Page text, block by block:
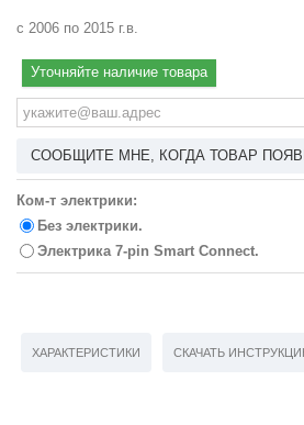
с 2006 по 2015 г.в.
Уточняйте наличие товара
СООБЩИТЕ МНЕ, КОГДА ТОВАР
Ком-т электрики:
Без электрики.
Электрика 7-pin Smart Connect.
ХАРАКТЕРИСТИКИ СКАЧАТЬ